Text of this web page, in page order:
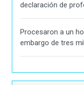
declaración de
Procesaron a un
embargo de tres